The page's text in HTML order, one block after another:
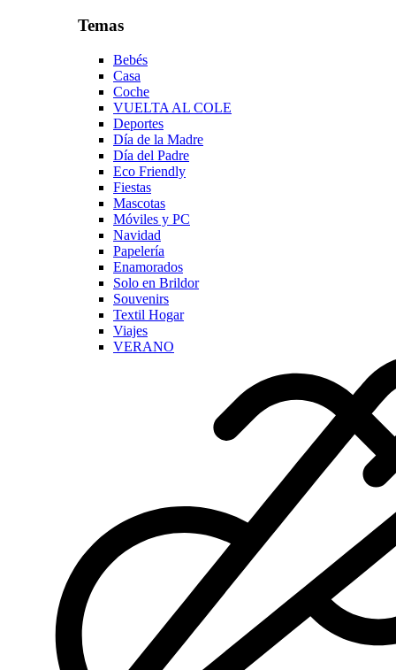
Temas
Bebés
Casa
Coche
VUELTA AL COLE
Deportes
Día de la Madre
Día del Padre
Eco Friendly
Fiestas
Mascotas
Móviles y PC
Navidad
Papelería
Enamorados
Solo en Brildor
Souvenirs
Textil Hogar
Viajes
VERANO